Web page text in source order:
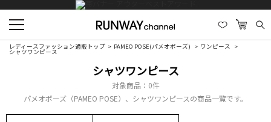
レディースファッション通販トップ PAMEO POSE(パメオポーズ) ワンピース
シャツワンピース
シャツワンピース
対象商品： 0件
パメオポーズ（PAMEO POSE）、シャツワンピースの商品一覧です。